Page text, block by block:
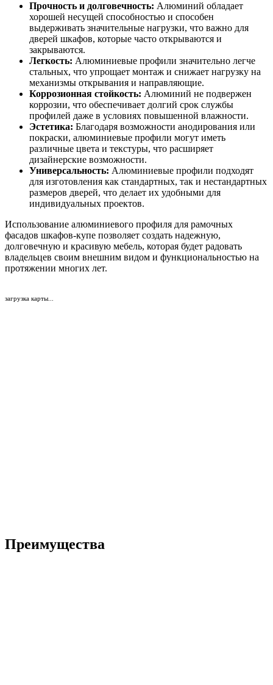
Прочность и долговечность: Алюминий обладает
хорошей несущей способностью и способен
выдерживать значительные нагрузки, что важно для
дверей шкафов, которые часто открываются и
закрываются.
Легкость: Алюминиевые профили значительно легче
стальных, что упрощает монтаж и снижает нагрузку на
механизмы открывания и направляющие.
Коррозионная стойкость: Алюминий не подвержен
коррозии, что обеспечивает долгий срок службы
профилей даже в условиях повышенной влажности.
Эстетика: Благодаря возможности анодирования или
покраски, алюминиевые профили могут иметь
различные цвета и текстуры, что расширяет
дизайнерские возможности.
Универсальность: Алюминиевые профили подходят
для изготовления как стандартных, так и нестандартных
размеров дверей, что делает их удобными для
индивидуальных проектов.
Использование алюминиевого профиля для рамочных
фасадов шкафов-купе позволяет создать надежную,
долговечную и красивую мебель, которая будет радовать
владельцев своим внешним видом и функциональностью на
протяжении многих лет.
загрузка карты...
Преимущества